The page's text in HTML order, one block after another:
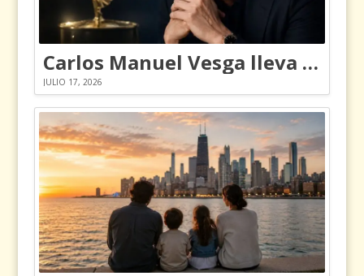
Carlos Manuel Vesga lleva el nombre de Colombia a los Emmy
JULIO 17, 2026